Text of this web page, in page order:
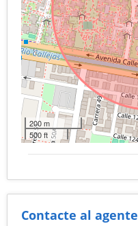
200 m
500 ft
Contacte al agente